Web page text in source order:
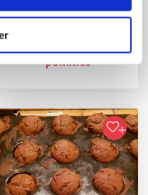
isabellereggio07
pommes